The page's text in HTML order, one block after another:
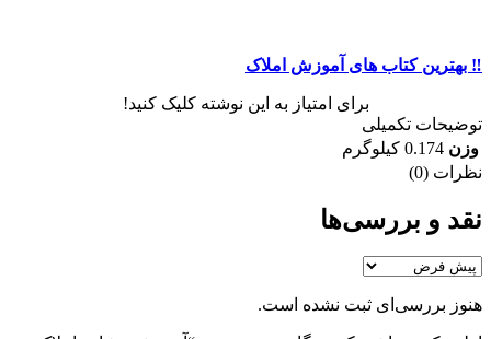
‼️ بهترین کتاب های آموزش املاک
برای امتیاز به این نوشته کلیک کنید!
توضیحات تکمیلی
وزن 0.174 کیلوگرم
نظرات (0)
نقد و بررسی‌ها
هنوز بررسی‌ای ثبت نشده است.